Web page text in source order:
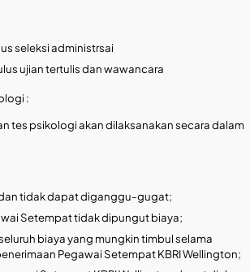
seleksi administrsai
ujian tertulis dan wawancara
:
tes psikologi akan dilaksanakan secara dalam
tidak dapat diganggu-gugat;
Setempat tidak dipungut biaya;
biaya yang mungkin timbul selama
Pegawai Setempat KBRI Wellington;